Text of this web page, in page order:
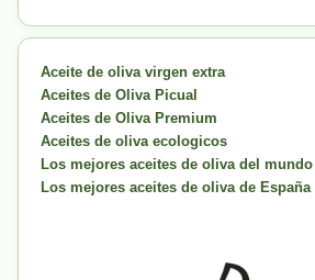
Aceite de oliva virgen extra
Aceites de Oliva Picual
Aceites de Oliva Premium
Aceites de oliva ecologicos
Los mejores aceites de oliva del mundo
Los mejores aceites de oliva de España